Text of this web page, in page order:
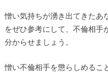
憎い気持ちが湧き出てきたあ
をぜひ参考にして、不倫相手
分からせましょう。
憎い不倫相手を懲らしめるこ